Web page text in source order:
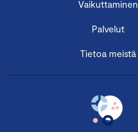
Vaikuttaminen
Palvelut
Tietoa meistä